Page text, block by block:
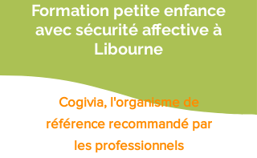
Formation petite enfance
avec sécurité affective à
Libourne
Cogivia, l'organisme de
référence recommandé par
les professionnels